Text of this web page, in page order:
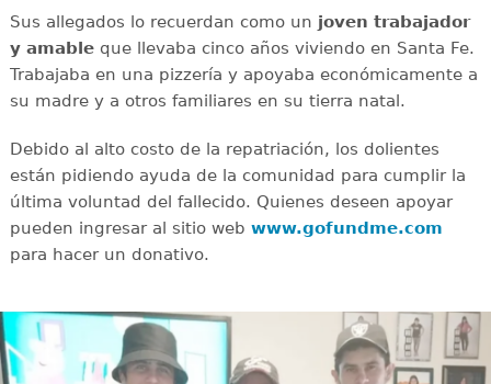
Sus allegados lo recuerdan como un joven trabajador
y amableque llevaba cinco años viviendo en Santa Fe.
Trabajaba en una pizzería y apoyaba económicamente a
su madre y a otros familiares en su tierra natal.
Debido al alto costo de la repatriación, los dolientes
están pidiendo ayuda de la comunidad para cumplir la
última voluntad del fallecido. Quienes deseen apoyar
pueden ingresar al sitio web www.gofundme.com
para hacer un donativo.